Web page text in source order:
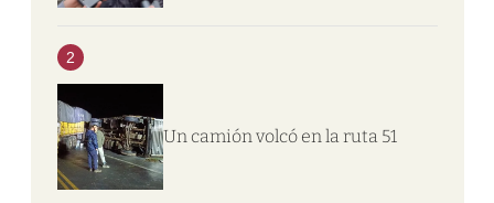
2
Un camión volcó en la ruta 51